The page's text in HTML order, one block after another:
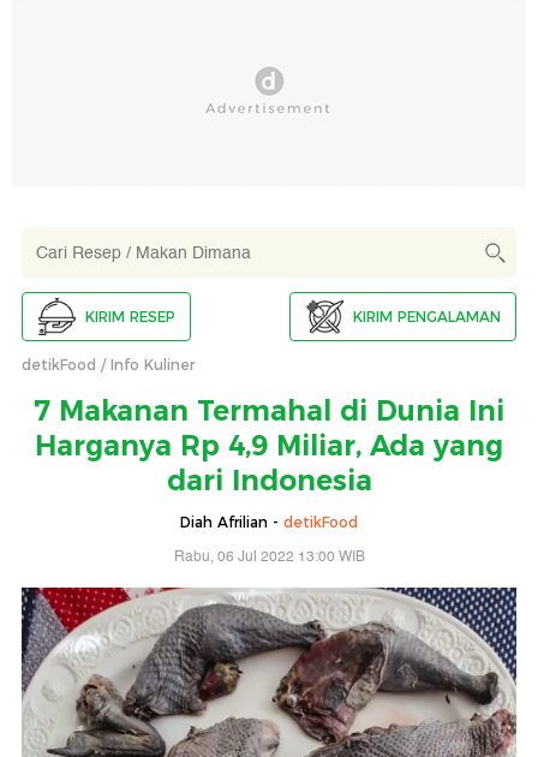
KIRIM RESEP KIRIM PENGALAMAN
detikFood Info Kuliner
7 Makanan Termahal di Dunia Ini
Harganya Rp 4,9 Miliar, Ada yang
dari Indonesia
Diah Afrilian - detikFood
Rabu, 06 Jul 2022 13:00 WIB